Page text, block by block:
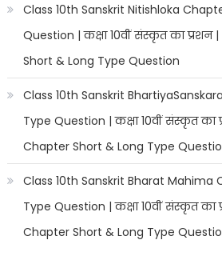
Class 10th Sanskrit Nitishloka
Question | कक्षा 10वीं संस्कृत का प्रशन |
Short & Long Type Question
Class 10th Sanskrit
Type Question | कक्षा 10वीं संस्कृत का
Chapter Short & Long Type
Class 10th Sanskrit Bharat Mahima
Type Question | कक्षा 10वीं संस्कृत का
Chapter Short & Long Type